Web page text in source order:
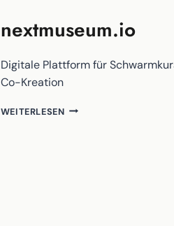
nextmuseum.io
Digitale Plattform für
Co-Kreation
WEITERLESENNEXTMUSEUM.IO